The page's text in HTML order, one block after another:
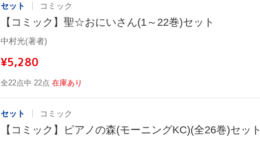
セット コミック
【コミック】聖☆おにいさん(1～22巻)セット
中村光(著者)
¥5,280
全22点中 22点 在庫あり
セット コミック
【コミック】ピアノの森(モーニングKC)(全26巻)セット